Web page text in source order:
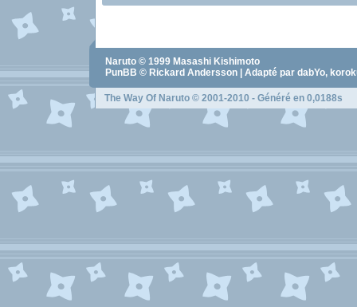
Naruto © 1999 Masashi Kishimoto
PunBB © Rickard Andersson | Adapté par dabYo,
The Way Of Naruto © 2001-2010 - Généré en 0,0188s